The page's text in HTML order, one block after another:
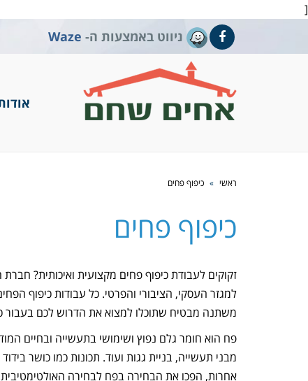
[
Facebook
ניווט באמצעות ה- Waze
ראשי » כיפוף פחים
כיפוף פחים
זקוקים לעבודת כיפוף פחים מקצועית ואיכותית?
למגזר העסקי, הציבורי והפרטי. כל עבודות כיפוף
משתנה מבטיח שתוכלו למצוא את הדרוש לכם בעבור
פח הוא חומר גלם נפוץ ושימושי בתעשייה ובחיים
מבני תעשייה, בניית גגות ועוד. תכונות כמו כושר
אחרות, הפכו את הבחירה בפח לבחירה